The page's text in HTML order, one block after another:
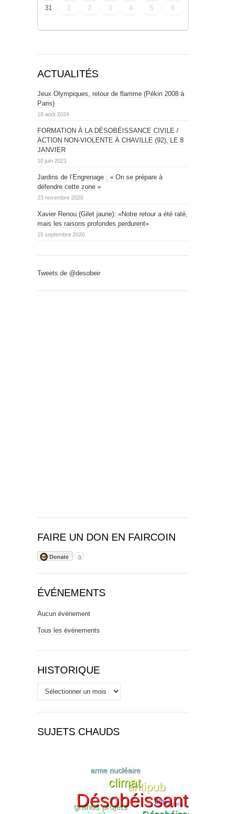
31 1 2 3 4 5 6
ACTUALITÉS
Jeux Olympiques, retour de flamme (Pékin 2008 à
Paris)
18 août 2024
FORMATION À LA DÉSOBÉISSANCE CIVILE /
ACTION NON-VIOLENTE À CHAVILLE (92), LE 8
JANVIER
10 juin 2021
Jardins de l’Engrenage : « On se prépare à
défendre cette zone »
23 novembre 2020
Xavier Renou (Gilet jaune): «Notre retour a été raté,
mais les raisons profondes perdurent»
15 septembre 2020
Tweets de @desobeir
FAIRE UN DON EN FAIRCOIN
Donate 0
ÉVÉNEMENTS
Aucun événement
Tous les événements
HISTORIQUE
Historique
SUJETS CHAUDS